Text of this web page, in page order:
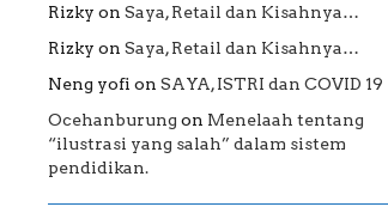
Rizky on Saya, Retail dan Kisahnya…
Rizky on Saya, Retail dan Kisahnya…
Neng yofi on SAYA, ISTRI dan COVID 19
Ocehanburung on Menelaah tentang
“ilustrasi yang salah” dalam sistem
pendidikan.